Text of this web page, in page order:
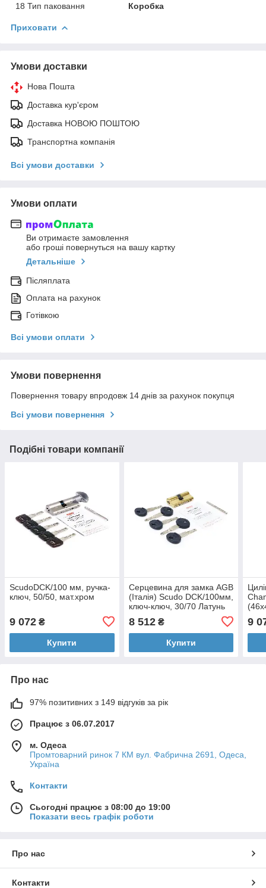
18 Тип паковання
Коробка
Приховати
Умови доставки
Нова Пошта
Доставка кур'єром
Доставка НОВОЮ ПОШТОЮ
Транспортна компанія
Всі умови доставки
Умови оплати
Ви отримаєте замовлення
або гроші повернуться на вашу картку
Детальніше
Післяплата
Оплата на рахунок
Готівкою
Всі умови оплати
Умови повернення
Повернення товару впродовж 14 днів за рахунок покупця
Всі умови повернення
Подібні товари компанії
ScudoDCK/100 мм, ручка-
ключ, 50/50, мат.хром
9 072 ₴
Купити
Серцевина для замка AGB
(Італія) Scudo DCK/100мм,
ключ-ключ, 30/70 Латунь
8 512₴
Купити
9
Про нас
97% позитивних з 149 відгуків за рік
Працює з 06.07.2017
м. Одеса
Промтоварний ринок 7 КМ вул. Фабрична 2691, Одеса,
Україна
Контакти
Сьогодні працює з 08:00 до 19:00
Показати весь графік роботи
Про нас
Контакти